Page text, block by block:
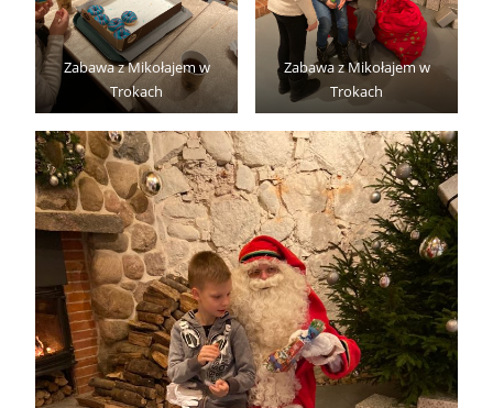
Zabawa z Mikołajem w
Trokach
Zabawa z Mikołajem w
Trokach